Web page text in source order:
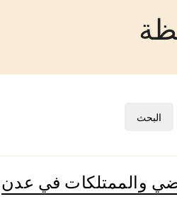
والممتلكات في عدن